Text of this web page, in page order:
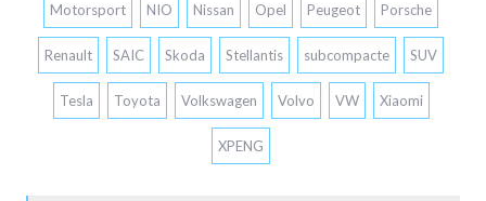
Motorsport NIO Nissan Opel Peugeot Porsche
Renault SAIC Skoda Stellantis subcompacte SUV
Tesla Toyota Volkswagen Volvo VW Xiaomi
XPENG